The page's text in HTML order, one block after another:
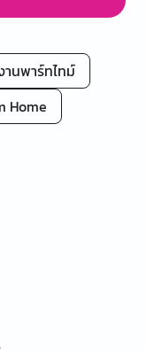
านพาร์ทไทม์
Home